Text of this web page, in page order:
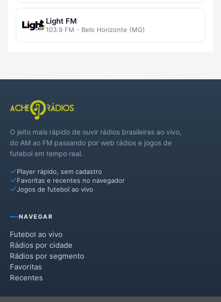
Light FM
103.9 FM - Belo Horizonte (MG)
O jeito mais rápido de ouvir rádios brasileiras ao vivo,
do AM ao FM passando por web rádios e jogos de
futebol em tempo real.
Player rápido, sem cadastro
Favoritas e recentes no navegador
Jogos de futebol ao vivo
NAVEGAR
Futebol ao vivo
Rádios por cidade
Rádios por segmento
Favoritas
Recentes